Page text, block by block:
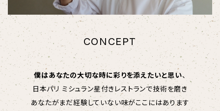
CONCEPT
僕はあなたの大切な時に彩りを添えたいと思い、
日本パリ ミシュラン星付きレストランで技術を磨き
あなたがまだ経験していない味がここにはあります